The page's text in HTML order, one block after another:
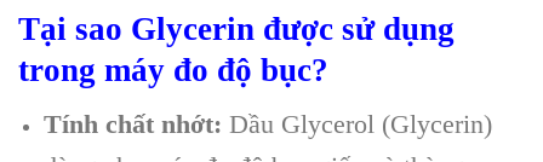
Tại sao Glycerin được sử dụng
trong máy đo độ bục?
Tính chất nhớt: Dầu Glycerol (Glycerin)